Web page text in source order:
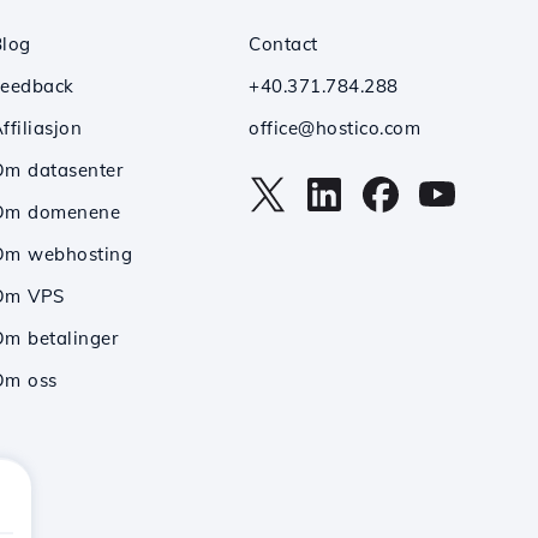
datasenter
domenene
webhosting
VPS
betalinger
oss
Contact
+40.371.784.288
office@hostico.com